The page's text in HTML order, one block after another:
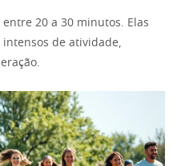
20 a 30 minutos. Elas
de atividade,